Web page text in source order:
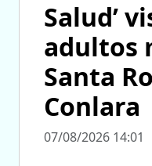
Salud’
adultos
Santa
Conlara
07/08/2026 14:01